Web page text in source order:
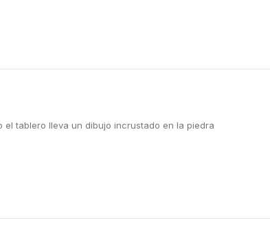
tablero lleva un dibujo incrustado en la piedra